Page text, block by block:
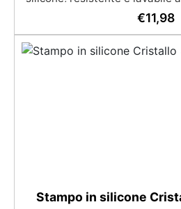
✅ Dimensioni Perfette:
diametro di 40 mm, ideali per
cabochon, cioccolatini e
€11,98
Stampo in silicone